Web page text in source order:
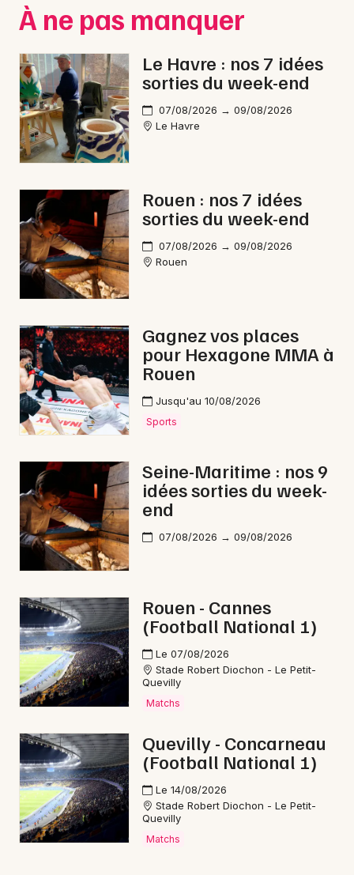
76 - Seine-Maritime
Choisir mes départements
Mon email
À ne pas manquer
Le Havre : nos 7 idées
sorties du week-end
07/08/2026 → 09/08/2026
Le Havre
Rouen : nos 7 idées
sorties du week-end
07/08/2026 → 09/08/2026
Rouen
Gagnez vos places
pour Hexagone MMA à
Rouen
Jusqu'au 10/08/2026
Sports
Seine-Maritime : nos 9
idées sorties du week-
end
07/08/2026 → 09/08/2026
Rouen - Cannes
(Football National 1)
Le 07/08/2026
Stade Robert Diochon - Le Petit-
Quevilly
Matchs
Quevilly - Concarneau
(Football National 1)
Le 14/08/2026
Stade Robert Diochon - Le Petit-
Quevilly
Matchs